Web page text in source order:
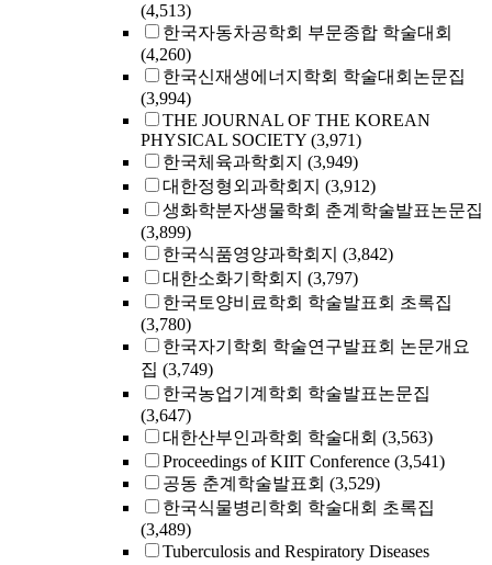
(4,513)
한국자동차공학회 부문종합 학술대회
(4,260)
한국신재생에너지학회 학술대회논문집
(3,994)
THE JOURNAL OF THE KOREAN
PHYSICAL SOCIETY (3,971)
한국체육과학회지 (3,949)
대한정형외과학회지 (3,912)
생화학분자생물학회 춘계학술발표논문집
(3,899)
한국식품영양과학회지 (3,842)
대한소화기학회지 (3,797)
한국토양비료학회 학술발표회 초록집
(3,780)
한국자기학회 학술연구발표회 논문개요
집 (3,749)
한국농업기계학회 학술발표논문집
(3,647)
대한산부인과학회 학술대회 (3,563)
Proceedings of KIIT Conference (3,541)
공동 춘계학술발표회 (3,529)
한국식물병리학회 학술대회 초록집
(3,489)
Tuberculosis and Respiratory Diseases